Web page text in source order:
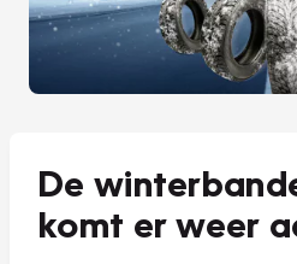
De
komt er weer